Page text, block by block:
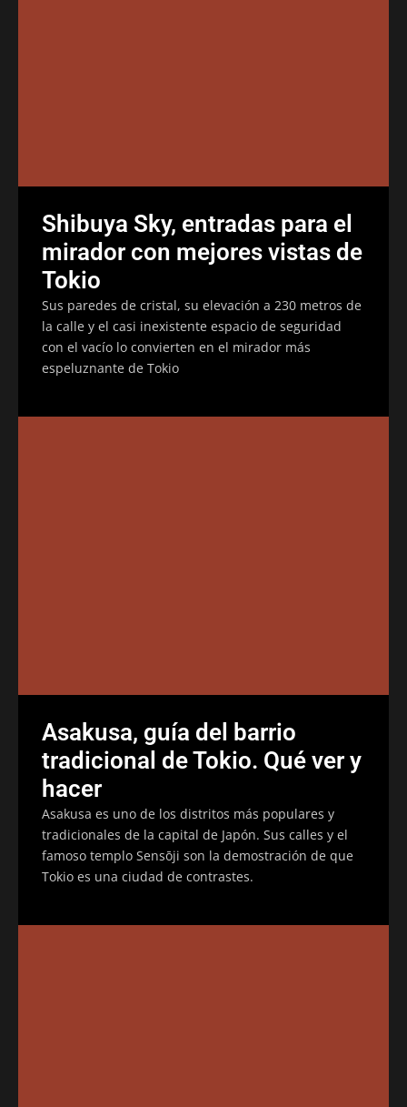
Shibuya Sky, entradas para el
mirador con mejores vistas de
Tokio
Sus paredes de cristal, su elevación a 230 metros de
la calle y el casi inexistente espacio de seguridad
con el vacío lo convierten en el mirador más
espeluznante de Tokio
Asakusa, guía del barrio
tradicional de Tokio. Qué ver y
hacer
Asakusa es uno de los distritos más populares y
tradicionales de la capital de Japón. Sus calles y el
famoso templo Sensōji son la demostración de que
Tokio es una ciudad de contrastes.